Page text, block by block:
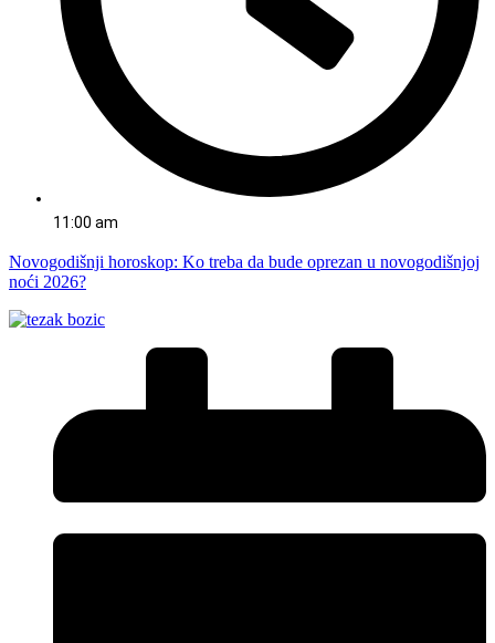
11:00 am
Novogodišnji horoskop: Ko treba da bude oprezan u novogodišnjoj
noći 2026?